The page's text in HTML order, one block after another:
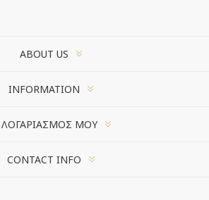
ABOUT US
INFORMATION
ΜΟΥ
CONTACT INFO